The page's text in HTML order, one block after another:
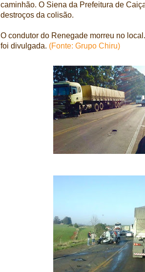
caminhão. O Siena da Prefeitura de
destroços da colisão.
O condutor do Renegade morreu no
foi divulgada. (Fonte: Grupo Chiru)